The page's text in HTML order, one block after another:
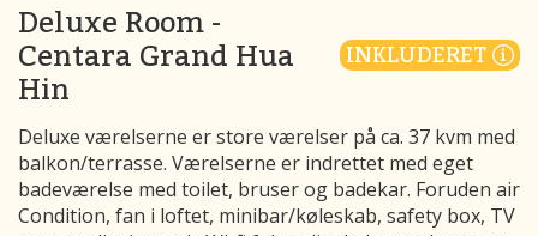
Deluxe Room -
Centara Grand Hua
Hin
INKLUDERET
Deluxe værelserne er store værelser på ca. 37 kvm med
balkon/terrasse. Værelserne er indrettet med eget
badeværelse med toilet, bruser og badekar. Foruden air
Condition, fan i loftet, minibar/køleskab, safety box, TV